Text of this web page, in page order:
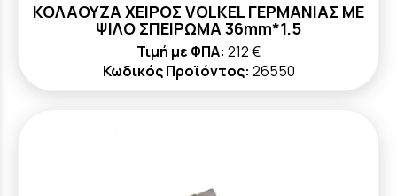
ΚΟΛΑΟΥΖΑ ΧΕΙΡΟΣ VOLKEL ΓΕΡΜΑΝΙΑΣ ΜΕ
ΨΙΛΟ ΣΠΕΙΡΩΜΑ 36mm*1.5
Τιμή με ΦΠΑ: 212 €
Κωδικός Προϊόντος: 26550